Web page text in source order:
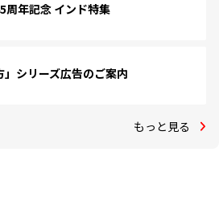
周年記念 インド特集
」シリーズ広告のご案内
もっと見る